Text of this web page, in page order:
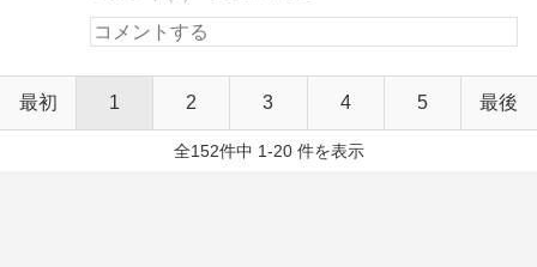
最初 1 2 3 4 5 最後
全152件中 1-20 件を表示